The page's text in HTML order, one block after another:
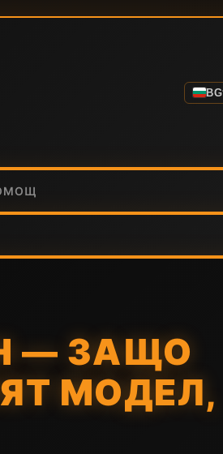
BG
— ЗАЩО
МОДЕЛ,